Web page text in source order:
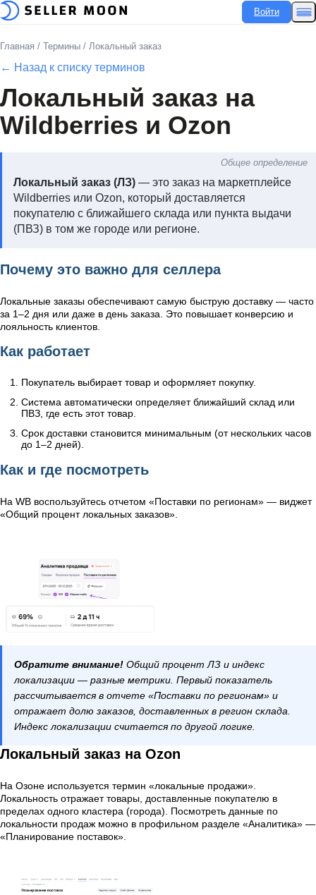
Войти
Главная / Термины / Локальный заказ
← Назад к списку терминов
Локальный заказ на
Wildberries и Ozon
Общее определение
Локальный заказ (ЛЗ) — это заказ на маркетплейсе
Wildberries или Ozon, который доставляется
покупателю с ближайшего склада или пункта выдачи
(ПВЗ) в том же городе или регионе.
Почему это важно для селлера
Локальные заказы обеспечивают самую быструю доставку — часто
за 1–2 дня или даже в день заказа. Это повышает конверсию и
лояльность клиентов.
Как работает
Покупатель выбирает товар и оформляет покупку.
Система автоматически определяет ближайший склад или
ПВЗ, где есть этот товар.
Срок доставки становится минимальным (от нескольких часов
до 1–2 дней).
Как и где посмотреть
На WB воспользуйтесь отчетом «Поставки по регионам» — виджет
«Общий процент локальных заказов».
Обратите внимание! Общий процент ЛЗ и индекс
локализации — разные метрики. Первый показатель
рассчитывается в отчете «Поставки по регионам» и
отражает долю заказов, доставленных в регион склада.
Индекс локализации считается по другой логике.
Локальный заказ на Ozon
На Озоне используется термин «локальные продажи».
Локальность отражает товары, доставленные покупателю в
пределах одного кластера (города). Посмотреть данные по
локальности продаж можно в профильном разделе «Аналитика» —
«Планирование поставок».